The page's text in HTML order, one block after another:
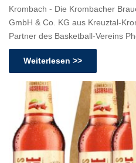
Krombach - Die Krombacher
GmbH & Co. KG aus Kreuztal-
Partner des Basketball-Vereins
Weiterlesen >>